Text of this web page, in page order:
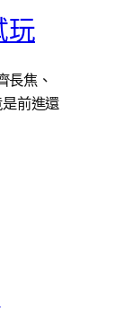
玩
長焦、
前進還